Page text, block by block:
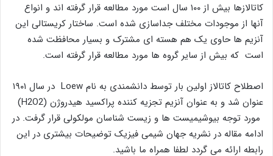
کاتالازها بیش از ۱۰۰ سال است مورد مطالعه قرار گرفته اند و انواع
آنها از موجودات مختلف جداسازی شده است. ساختار کریستالی این
آنزیم ها حاوی یک هم هسته ای مشترک و بسیار محافظت شده
است که بیش از سایر گروه ها مورد مطالعه قرار گرفته است.
اصطلاح کاتالاز اولین بار توسط دانشمندی به نام Loew در سال ۱۹۰۱
عنوان شد و به عنوان آنزیم تجزیه کننده پراکسید هیدروژن (H2O2)
مورد توجه بیوشیمیست ها و زیست شناسان مولکولی قرار گرفت. در
ادامه مقاله در نشریه جهان شیمی فیزیک توضیحات بیشتری در این
رابطه ارائه می گردد لطفا همراه ما باشید.